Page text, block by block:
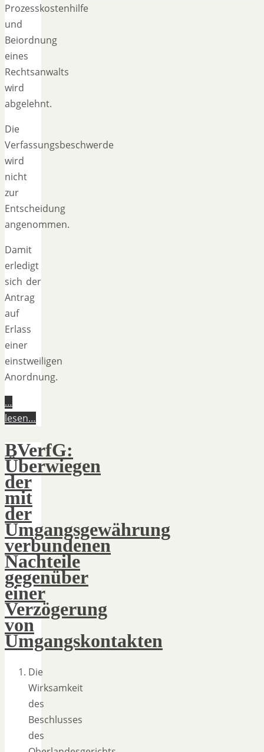
Prozesskostenhilfe
und
Beiordnung
eines
Rechtsanwalts
wird
abgelehnt.
Die
Verfassungsbeschwerde
wird
nicht
zur
Entscheidung
angenommen.
Damit
erledigt
sich der
Antrag
auf
Erlass
einer
einstweiligen
Anordnung.
…
lesen…
BVerfG:
Überwiegen
der
mit
der
Umgangsgewährung
verbundenen
Nachteile
gegenüber
einer
Verzögerung
von
Umgangskontakten
Die
Wirksamkeit
des
Beschlusses
des